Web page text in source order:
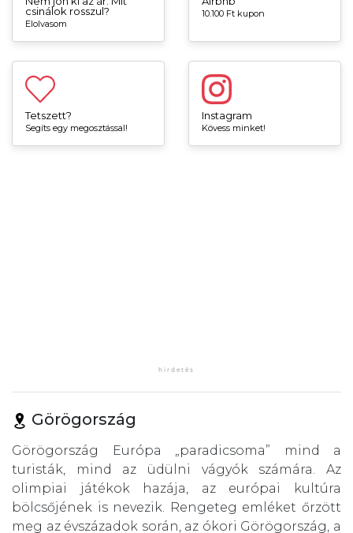
csinálok rosszul?
Elolvasom
10.100 Ft kupon
Tetszett?
Segíts egy megosztással!
Instagram
Kövess minket!
Görögország
Görögország Európa „paradicsoma” mind a
turisták, mind az üdülni vágyók számára. Az
olimpiai játékok hazája, az európai kultúra
bölcsőjének is nevezik. Rengeteg emléket őrzött
meg az évszázadok során, az ókori Görögország, a